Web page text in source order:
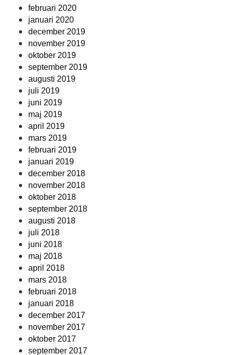
februari 2020
januari 2020
december 2019
november 2019
oktober 2019
september 2019
augusti 2019
juli 2019
juni 2019
maj 2019
april 2019
mars 2019
februari 2019
januari 2019
december 2018
november 2018
oktober 2018
september 2018
augusti 2018
juli 2018
juni 2018
maj 2018
april 2018
mars 2018
februari 2018
januari 2018
december 2017
november 2017
oktober 2017
september 2017